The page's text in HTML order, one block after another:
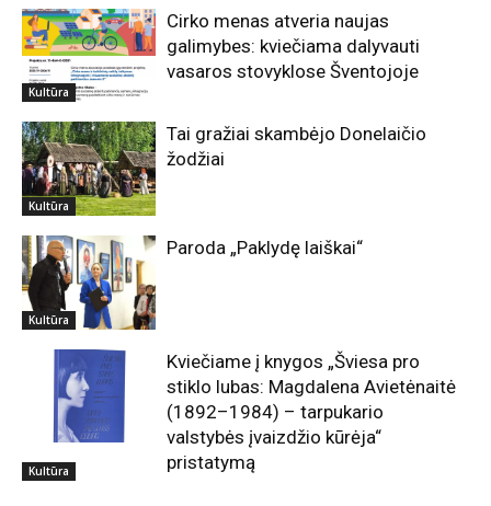
Kultūra
Cirko menas atveria naujas
galimybes: kviečiama dalyvauti
vasaros stovyklose Šventojoje
Kultūra
Tai gražiai skambėjo Donelaičio
žodžiai
Kultūra
Paroda „Paklydę laiškai“
Kultūra
Kviečiame į knygos „Šviesa pro
stiklo lubas: Magdalena Avietėnaitė
(1892–1984) – tarpukario
valstybės įvaizdžio kūrėja“
pristatymą